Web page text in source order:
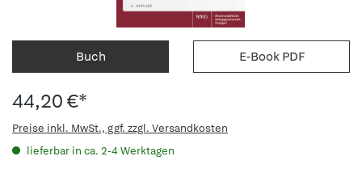
Buch E-Book PDF
44,20 €*
Preise inkl. MwSt., ggf. zzgl. Versandkosten
lieferbar in ca. 2-4 Werktagen